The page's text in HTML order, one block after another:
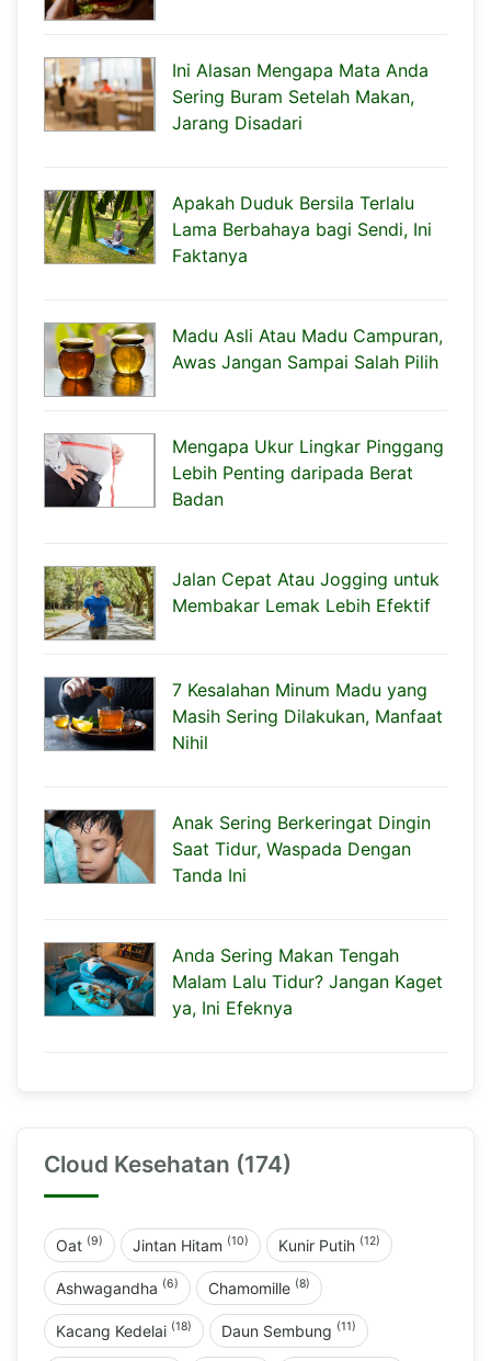
Ini Alasan Mengapa Mata Anda
Sering Buram Setelah Makan,
Jarang Disadari
Apakah Duduk Bersila Terlalu
Lama Berbahaya bagi Sendi, Ini
Faktanya
Madu Asli Atau Madu Campuran,
Awas Jangan Sampai Salah Pilih
Mengapa Ukur Lingkar Pinggang
Lebih Penting daripada Berat
Badan
Jalan Cepat Atau Jogging untuk
Membakar Lemak Lebih Efektif
7 Kesalahan Minum Madu yang
Masih Sering Dilakukan, Manfaat
Nihil
Anak Sering Berkeringat Dingin
Saat Tidur, Waspada Dengan
Tanda Ini
Anda Sering Makan Tengah
Malam Lalu Tidur? Jangan Kaget
ya, Ini Efeknya
Cloud Kesehatan (174)
Oat (9) Jintan Hitam (10) Kunir Putih (12)
Ashwagandha (6) Chamomille (8)
Kacang Kedelai (18) Daun Sembung (11)